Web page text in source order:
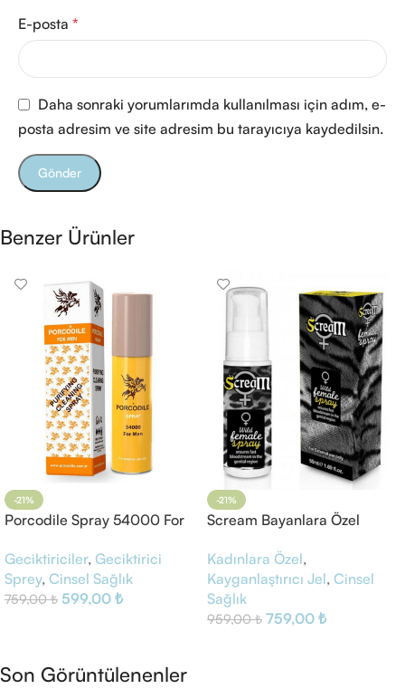
E-posta *
Daha sonraki yorumlarımda kullanılması için adım, e-
posta adresim ve site adresim bu tarayıcıya kaydedilsin.
Benzer Ürünler
-21%
Porcodile Spray 54000 For
Geciktiriciler, Geciktirici
Sprey, Cinsel Sağlık
759,00₺ 599,00 ₺
-21%
Scream Bayanlara Özel
Kadınlara Özel,
Kayganlaştırıcı Jel, Cinsel
Sağlık
959,00₺ 759,00 ₺
Son Görüntülenenler